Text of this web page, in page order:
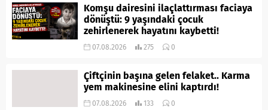
Komşu dairesini ilaçlattırması faciaya
dönüştü: 9 yaşındaki çocuk
zehirlenerek hayatını kaybetti!
07.08.2026 275 0
Çiftçinin başına gelen felaket.. Karma
yem makinesine elini kaptırdı!
07.08.2026 133 0